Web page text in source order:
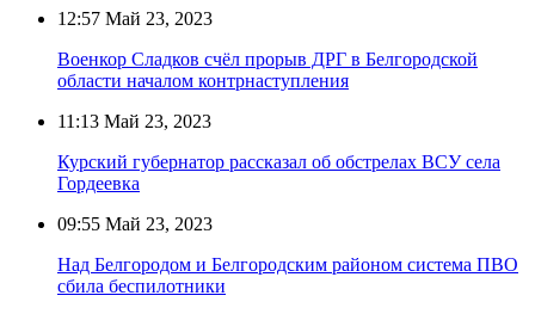
12:57 Май 23, 2023
Военкор Сладков счёл прорыв ДРГ в Белгородской
области началом контрнаступления
11:13 Май 23, 2023
Курский губернатор рассказал об обстрелах ВСУ села
Гордеевка
09:55 Май 23, 2023
Над Белгородом и Белгородским районом система ПВО
сбила беспилотники